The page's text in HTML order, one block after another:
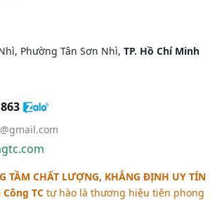
Phường Tân Sơn Nhì, TP. Hồ Chí Minh
TẦM CHẤT LƯỢNG, KHẲNG ĐỊNH UY TÍN
TCtự hào là thương hiệu tiên phong